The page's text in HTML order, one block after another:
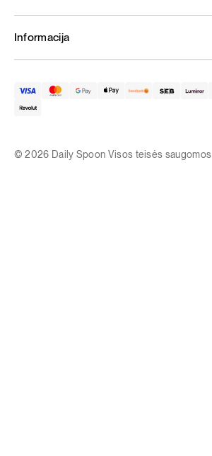
Informacija
© 2026 Daily Spoon Visos teisės saugomos